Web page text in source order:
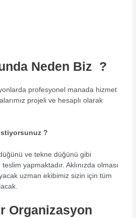
Neden Biz ?
profesyonel manada hizmet
projeli ve hesaplı olarak
?
ve tekne düğünü gibi
yapmaktadır. Aklınızda olması
uzman ekibimiz sizin için tüm
Organizasyon